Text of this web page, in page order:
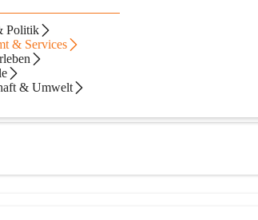
Politik
& Services
& Umwelt